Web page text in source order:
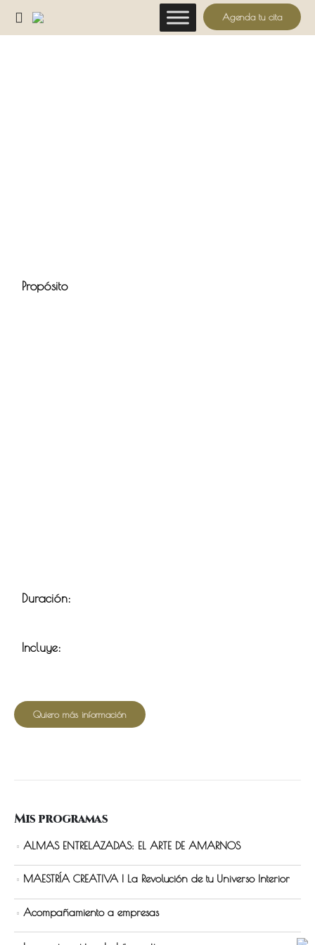
Agenda tu cita
Propósito
Duración:
Incluye:
Quiero más información
Mis programas
ALMAS ENTRELAZADAS: EL ARTE DE AMARNOS
MAESTRÍA CREATIVA | La Revolución de tu Universo Interior
Acompañamiento a empresas